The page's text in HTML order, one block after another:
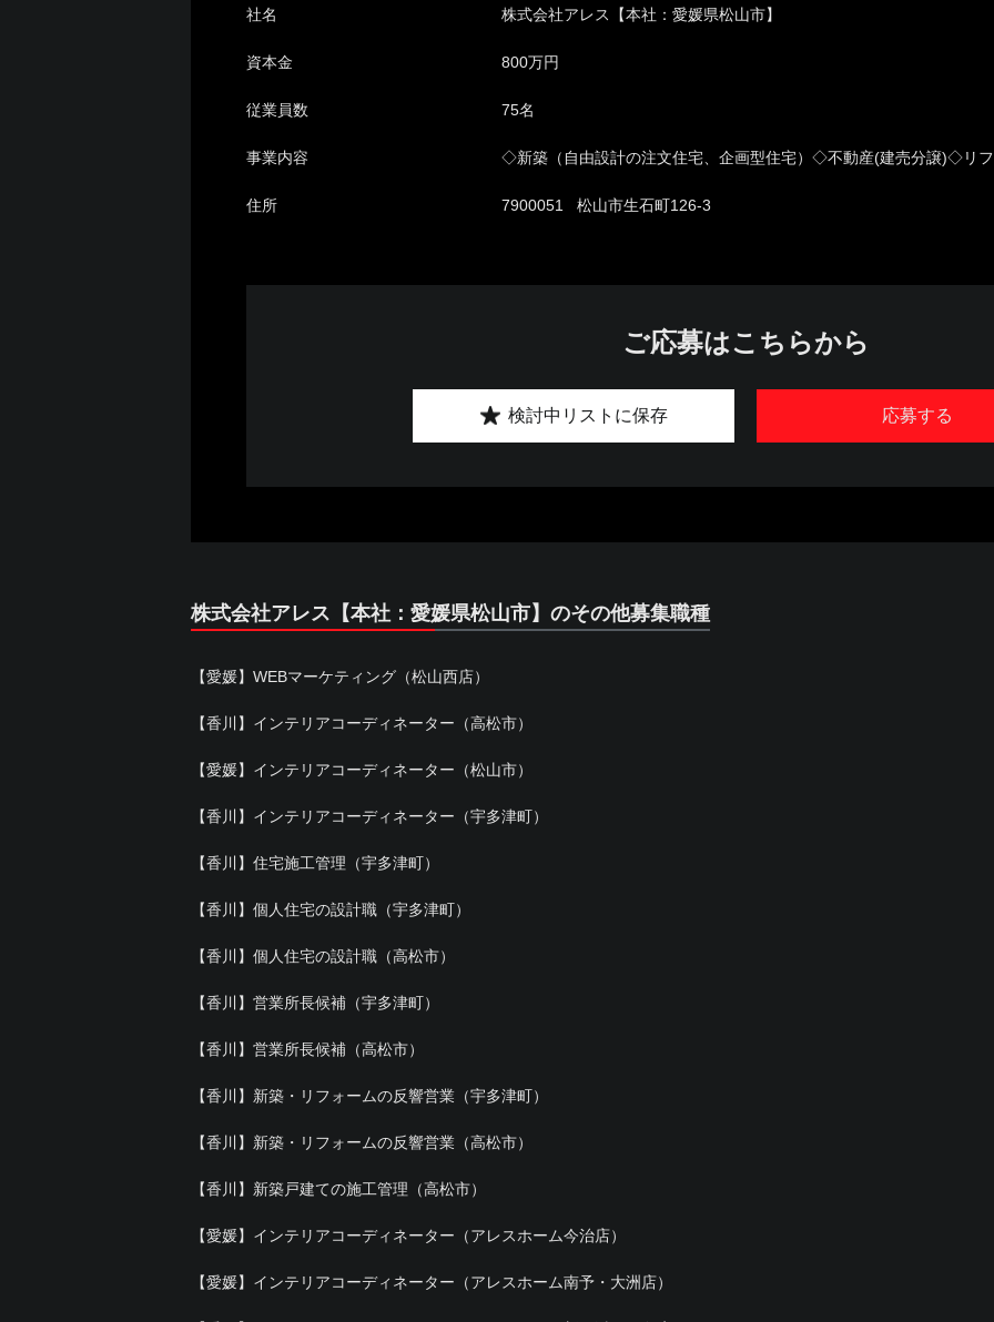
社名 株式会社アレス【本社：愛媛県松山市】
資本金 800万円
従業員数 75名
事業内容 ◇新築（自由設計の注文住宅、企画型住宅）◇不動産(建売分譲)◇リ
住所 7900051 松山市生石町126-3
ご応募はこちらから
応募する
検討中リストに保存
株式会社アレス【本社：愛媛県松山市】のその他募集職種
【愛媛】WEBマーケティング（松山西店）
【香川】インテリアコーディネーター（高松市）
【愛媛】インテリアコーディネーター（松山市）
【香川】インテリアコーディネーター（宇多津町）
【香川】住宅施工管理（宇多津町）
【香川】個人住宅の設計職（宇多津町）
【香川】個人住宅の設計職（高松市）
【香川】営業所長候補（宇多津町）
【香川】営業所長候補（高松市）
【香川】新築・リフォームの反響営業（宇多津町）
【香川】新築・リフォームの反響営業（高松市）
【香川】新築戸建ての施工管理（高松市）
【愛媛】インテリアコーディネーター（アレスホーム今治店）
【愛媛】インテリアコーディネーター（アレスホーム南予・大洲店）